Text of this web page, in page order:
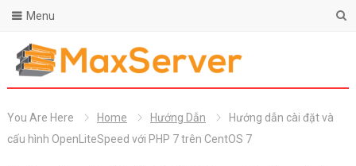
Menu
You Are Here Home Hướng Dẫn
Hướng dẫn cài đặt và
cấu hình OpenLiteSpeed ​​với PHP 7 trên CentOS 7